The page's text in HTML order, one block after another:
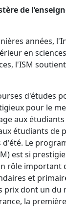
de
années,
en
l'ISM
d'études
pour le
aux
étudiants de
d'été. Le
est si
rôle important
et
prix dont un du
la